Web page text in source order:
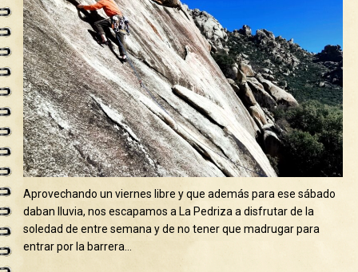
Aprovechando un viernes libre y que además para ese sábado
daban lluvia, nos escapamos a La Pedriza a disfrutar de la
soledad de entre semana y de no tener que madrugar para
entrar por la barrera…